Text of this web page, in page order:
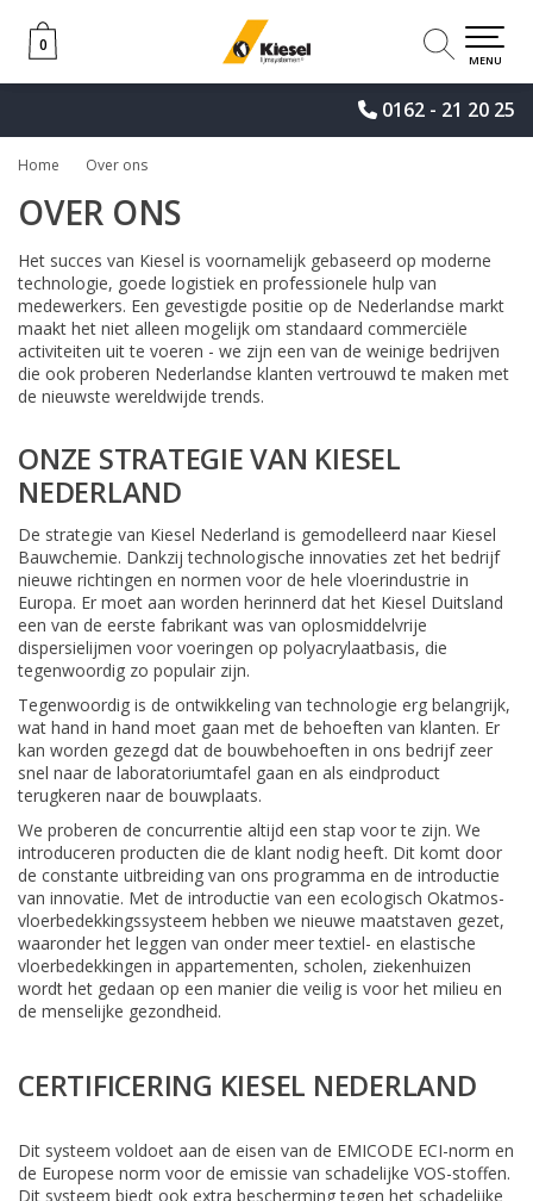
0162 - 21 20 25
0
0
MENU
Home Over ons
OVER ONS
Het succes van Kiesel is voornamelijk gebaseerd op moderne
technologie, goede logistiek en professionele hulp van
medewerkers. Een gevestigde positie op de Nederlandse markt
maakt het niet alleen mogelijk om standaard commerciële
activiteiten uit te voeren - we zijn een van de weinige bedrijven
die ook proberen Nederlandse klanten vertrouwd te maken met
de nieuwste wereldwijde trends.
ONZE STRATEGIE VAN KIESEL
NEDERLAND
De strategie van Kiesel Nederland is gemodelleerd naar Kiesel
Bauwchemie. Dankzij technologische innovaties zet het bedrijf
nieuwe richtingen en normen voor de hele vloerindustrie in
Europa. Er moet aan worden herinnerd dat het Kiesel Duitsland
een van de eerste fabrikant was van oplosmiddelvrije
dispersielijmen voor voeringen op polyacrylaatbasis, die
tegenwoordig zo populair zijn.
Tegenwoordig is de ontwikkeling van technologie erg belangrijk,
wat hand in hand moet gaan met de behoeften van klanten. Er
kan worden gezegd dat de bouwbehoeften in ons bedrijf zeer
snel naar de laboratoriumtafel gaan en als eindproduct
terugkeren naar de bouwplaats.
We proberen de concurrentie altijd een stap voor te zijn. We
introduceren producten die de klant nodig heeft. Dit komt door
de constante uitbreiding van ons programma en de introductie
van innovatie. Met de introductie van een ecologisch Okatmos-
vloerbedekkingssysteem hebben we nieuwe maatstaven gezet,
waaronder het leggen van onder meer textiel- en elastische
vloerbedekkingen in appartementen, scholen, ziekenhuizen
wordt het gedaan op een manier die veilig is voor het milieu en
de menselijke gezondheid.
CERTIFICERING KIESEL NEDERLAND
Dit systeem voldoet aan de eisen van de EMICODE ECI-norm en
de Europese norm voor de emissie van schadelijke VOS-stoffen.
Dit systeem biedt ook extra bescherming tegen het schadelijke